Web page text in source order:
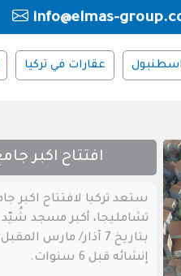
info@elmas-
عقارات في تركيا
افتتاح اكبر
ستعد تركيا لافتتاح اكبر
تشامليجا، أكبر مسجد شُيّد
بتاريخ 7 آذار/ مارس
إنشائه قبل 6 سنوات.